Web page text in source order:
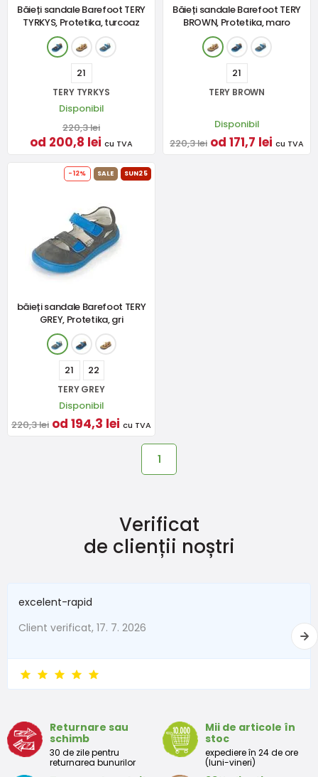
Băieți sandale Barefoot TERY
TYRKYS, Protetika, turcoaz
21
TERY TYRKYS
Disponibil
220,3 lei
od 200,8 lei cu TVA
Băieți sandale Barefoot TERY
BROWN, Protetika, maro
21
TERY BROWN
Disponibil
220,3 lei od 171,7 lei cu TVA
-12% SALE SUN25
băieți sandale Barefoot TERY
GREY, Protetika, gri
21 22
TERY GREY
Disponibil
220,3 lei od 194,3 lei cu TVA
1
Verificat
de clienții noștri
excelent-rapid
Client verificat, 17. 7. 2026
Returnare sau
schimb
30 de zile pentru
returnarea bunurilor
Mii de articole în
stoc
expediere în 24 de ore
(luni-vineri)